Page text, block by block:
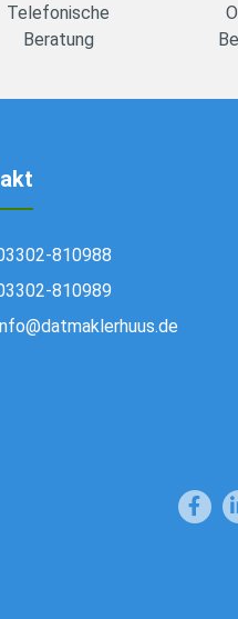
Telefonische
Beratung
810988
810989